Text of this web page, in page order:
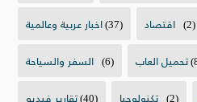
اخبار عربية وعالمية(37) اقتصاد (2)
السفر والسياحة (6) تحميل العاب
تقارير فيديو(40) تكنولوجيا (2)